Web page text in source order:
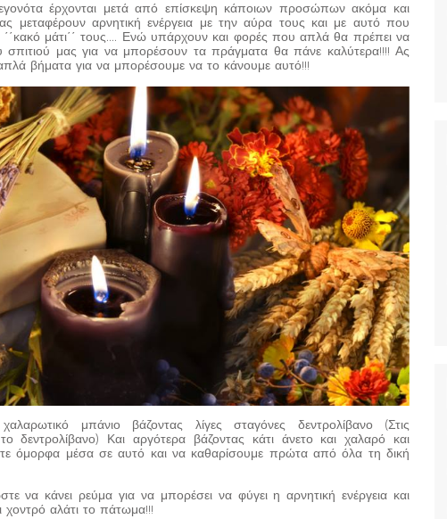
έρχονται μετά από επίσκεψη κάποιων προσώπων ακόμα και
μεταφέρουν αρνητική ενέργεια με την αύρα τους και με αυτό που
΄΄κακό μάτι΄΄ τους…. Ενώ υπάρχουν και φορές που απλά θα πρέπει να
σπιτιού μας για να μπορέσουν τα πράγματα θα πάνε καλύτερα!!!! Ας
βήματα για να μπορέσουμε να το κάνουμε αυτό!!!
μπάνιο βάζοντας λίγες σταγόνες δεντρολίβανο (Στις
δεντρολίβανο) Και αργότερα βάζοντας κάτι άνετο και χαλαρό και
όμορφα μέσα σε αυτό και να καθαρίσουμε πρώτα από όλα τη δική
να κάνει ρεύμα για να μπορέσει να φύγει η αρνητική ενέργεια και
χοντρό αλάτι το πάτωμα!!!